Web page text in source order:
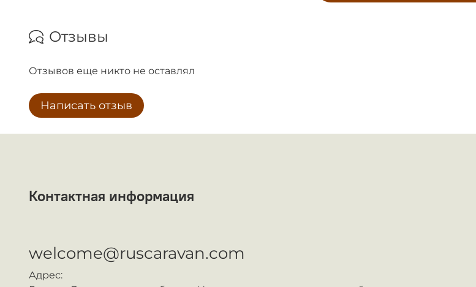
Отзывы
Отзывов еще никто не оставлял
Написать отзыв
Контактная информация
welcome@ruscaravan.com
Адрес: